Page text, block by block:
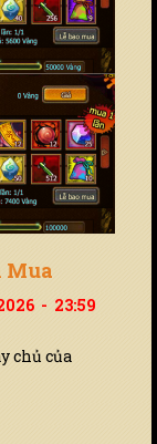
Mua
- 23:59
chủ của